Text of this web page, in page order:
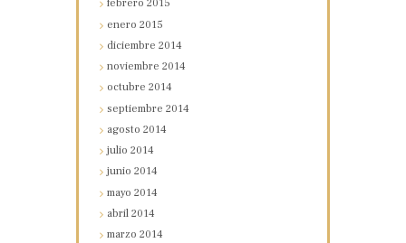
febrero2015
enero2015
diciembre2014
noviembre2014
octubre2014
septiembre2014
agosto2014
julio2014
junio2014
mayo2014
abril2014
marzo2014